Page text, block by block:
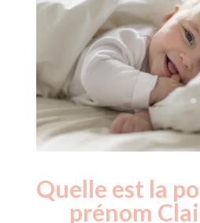
Quelle est la
prénom
Année
Nouveaux-
nés